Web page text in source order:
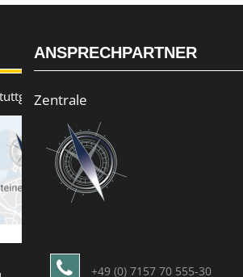
ANSPRECHPARTNER
Zentrale
+49 (0) 7157 70 555-30